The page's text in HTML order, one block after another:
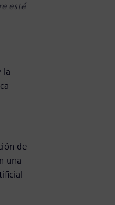
esté
la
de
una